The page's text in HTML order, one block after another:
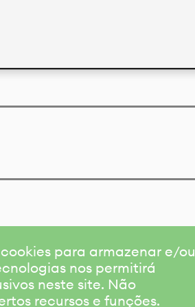
para armazenar e/ou
nos permitirá
neste site. Não
recursos e funções.